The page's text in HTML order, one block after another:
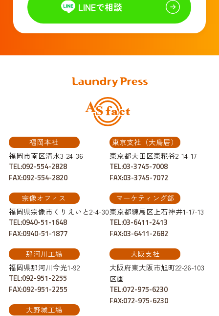
LINEで相談
福岡本社
福岡市南区清水3-24-36
TEL:092-554-2828
FAX:092-554-2820
宗像オフィス
福岡県宗像市くりえいと2-4-30
TEL:0940-51-1648
FAX:0940-51-1877
那河川工場
福岡県那河川今光1-92
TEL:092-951-2255
FAX:092-951-2255
大野城工場
東京支社（大鳥居）
東京都大田区東糀谷2-14-17
TEL:03-3745-7008
FAX:03-3745-7072
マーケティング部
東京都練馬区上石神井1-17-13
TEL:03-6411-2413
FAX:03-6411-2682
大阪支社
大阪府東大阪市旭町22-26-103
区画
TEL:072-975-6230
FAX:072-975-6230